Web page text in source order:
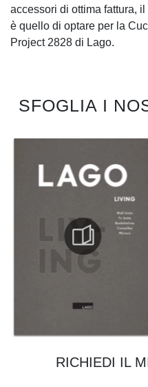
accessori di ottima fattura,
è quello di optare per la
Project 2828 di Lago.
SFOGLIA I
RICHIEDI IL